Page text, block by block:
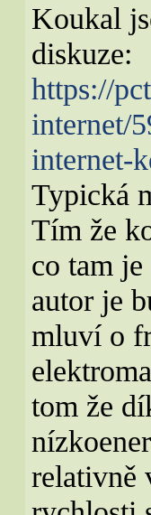
Koukal
diskuze:
https://
internet/
internet-
Typická
Tím že
co tam
autor je
mluví o
tom že
relativně